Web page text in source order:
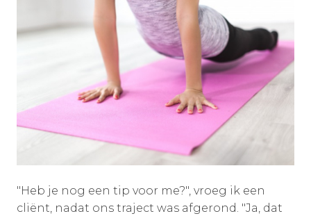
"Heb je nog een tip voor me?", vroeg ik een
cliënt, nadat ons traject was afgerond. "Ja, dat